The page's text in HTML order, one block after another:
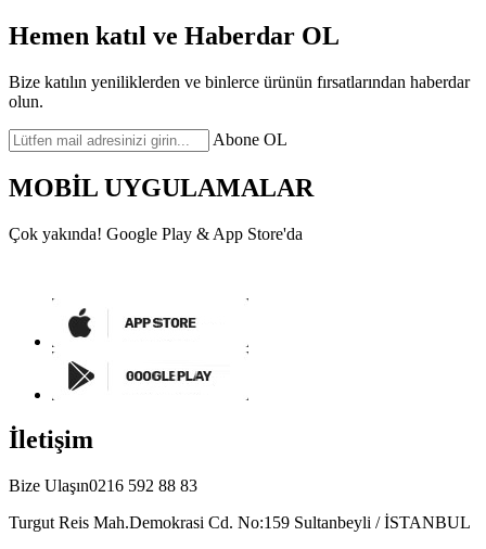
Hemen katıl ve Haberdar OL
Bize katılın yeniliklerden ve binlerce ürünün fırsatlarından haberdar
olun.
Abone OL
MOBİL UYGULAMALAR
Çok yakında! Google Play & App Store'da
İletişim
Bize Ulaşın0216 592 88 83
Turgut Reis Mah.Demokrasi Cd. No:159 Sultanbeyli / İSTANBUL